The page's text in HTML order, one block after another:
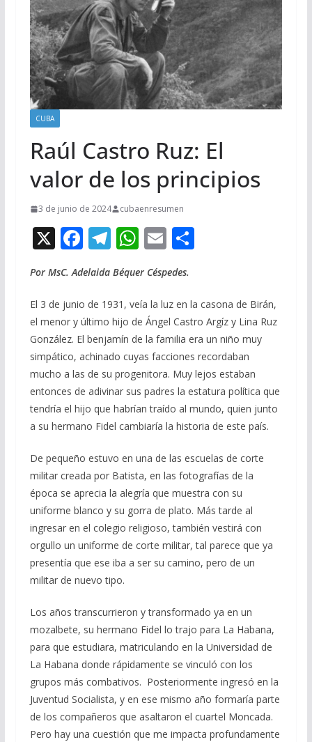
CUBA
Raúl Castro Ruz: El
valor de los principios
3 de junio de 2024 cubaenresumen
X F
ac
e
b
o
o
k
T
el
e
gr
a
m
W
at
s
A
p
p
E
m
ai
l
C
p
ar
ti
r
Por MsC. Adelaida Béquer Céspedes.
El 3 de junio de 1931, veía la luz en la casona de Birán,
el menor y último hijo de Ángel Castro Argíz y Lina Ruz
González. El benjamín de la familia era un niño muy
simpático, achinado cuyas facciones recordaban
mucho a las de su progenitora. Muy lejos estaban
entonces de adivinar sus padres la estatura política que
tendría el hijo que habrían traído al mundo, quien junto
a su hermano Fidel cambiaría la historia de este país.
De pequeño estuvo en una de las escuelas de corte
militar creada por Batista, en las fotografías de la
época se aprecia la alegría que muestra con su
uniforme blanco y su gorra de plato. Más tarde al
ingresar en el colegio religioso, también vestirá con
orgullo un uniforme de corte militar, tal parece que ya
presentía que ese iba a ser su camino, pero de un
militar de nuevo tipo.
Los años transcurrieron y transformado ya en un
mozalbete, su hermano Fidel lo trajo para La Habana,
para que estudiara, matriculando en la Universidad de
La Habana donde rápidamente se vinculó con los
grupos más combativos. Posteriormente ingresó en la
Juventud Socialista, y en ese mismo año formaría parte
de los compañeros que asaltaron el cuartel Moncada.
Pero hay una cuestión que me impacta profundamente